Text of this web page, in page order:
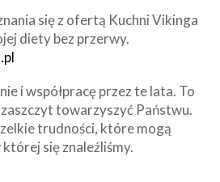
się z ofertą Kuchni Vikinga
diety bez przerwy.
i współpracę przez te lata. To
towarzyszyć Państwu.
trudności, które mogą
się znaleźliśmy.